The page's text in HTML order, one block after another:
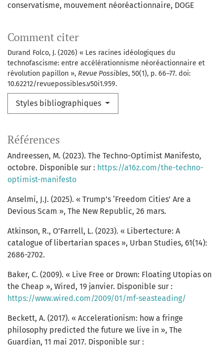
conservatisme mouvement néoréactionnaire DOGE
Comment citer
Durand Folco, J. (2026) « Les racines idéologiques du
technofascisme: entre accélérationnisme néoréactionnaire et
révolution papillon », Revue Possibles, 50(1), p. 66–77. doi:
10.62212/revuepossibles.v50i1.959.
Styles bibliographiques
Références
Andreessen, M. (2023). The Techno-Optimist Manifesto,
octobre. Disponible sur : https://a16z.com/the-techno-
optimist-manifesto
Anselmi, J.J. (2025). « Trump’s ‘Freedom Cities’ Are a
Devious Scam », The New Republic, 26 mars.
Atkinson, R., O’Farrell, L. (2023). « Libertecture: A
catalogue of libertarian spaces », Urban Studies, 61(14):
2686-2702.
Baker, C. (2009). « Live Free or Drown: Floating Utopias on
the Cheap », Wired, 19 janvier. Disponible sur :
https://www.wired.com/2009/01/mf-seasteading/
Beckett, A. (2017). « Accelerationism: how a fringe
philosophy predicted the future we live in », The
Guardian, 11 mai 2017. Disponible sur :